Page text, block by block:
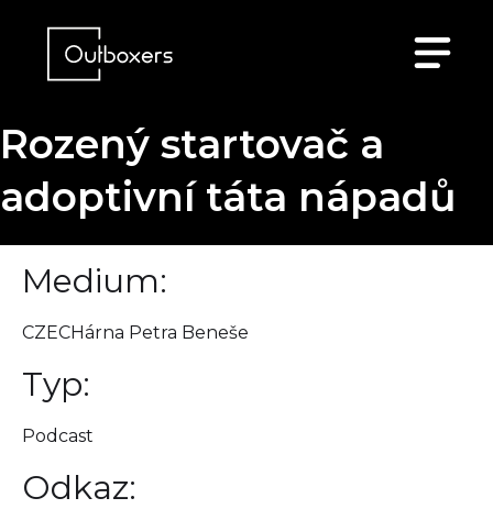
Rozený startovač a
adoptivní táta nápadů
Medium:
CZECHárna Petra Beneše
Typ:
Podcast
Odkaz: